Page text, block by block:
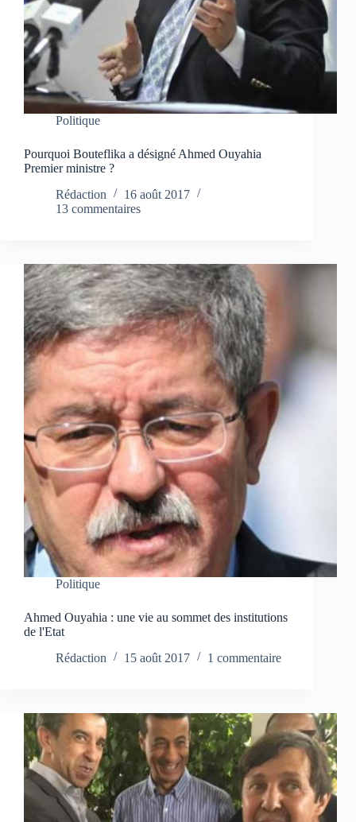
Politique
Pourquoi Bouteflika a désigné Ahmed Ouyahia
Premier ministre ?
Rédaction
16 août 2017
13 commentaires
Politique
Ahmed Ouyahia : une vie au sommet des institutions
de l'Etat
Rédaction
15 août 2017 1 commentaire